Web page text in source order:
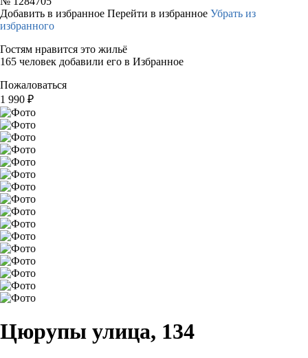
Добавить в избранное Перейти в избранное Убрать из
избранного
Гостям нравится это жильё
165 человек добавили его в Избранное
Пожаловаться
1 990 ₽
Цюрупы улица, 134